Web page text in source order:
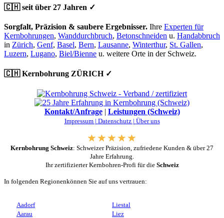
🇨🇭 seit über 27 Jahren ✓
Sorgfalt, Präzision & saubere Ergebnisser. Ihre Experten für
Kernbohrungen, Wanddurchbruch, Betonschneiden u. Handabbruch
in Zürich, Genf, Basel, Bern, Lausanne, Winterthur, St. Gallen,
Luzern, Lugano, Biel/Bienne u. weitere Orte in der Schweiz.
🇨🇭 Kernbohrung ZÜRICH ✓
Kontakt/Anfrage| Leistungen (Schweiz)
Impressum | Datenschutz | Über uns
Kernbohrung Schweiz: Schweizer Präzision, zufriedene Kunden & über 27
Jahre Erfahrung.
Ihr zertifizierter Kernbohren-Profi für die Schweiz
In folgenden Regionenkönnen Sie auf uns vertrauen:
Aadorf
Aarau
Liestal
Liez